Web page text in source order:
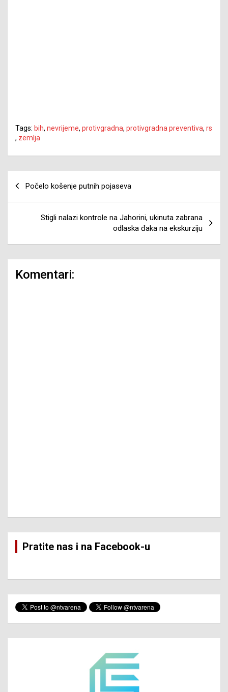
Tags: bih, nevrijeme, protivgradna, protivgradna preventiva, rs
, zemlja
Počelo košenje putnih pojaseva
Stigli nalazi kontrole na Jahorini, ukinuta zabrana
odlaska đaka na ekskurziju
Komentari:
Pratite nas i na Facebook-u